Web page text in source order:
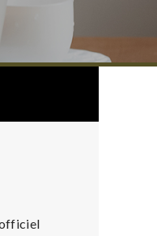
officiel